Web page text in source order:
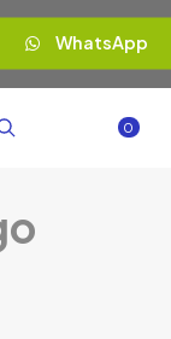
WhatsApp
0